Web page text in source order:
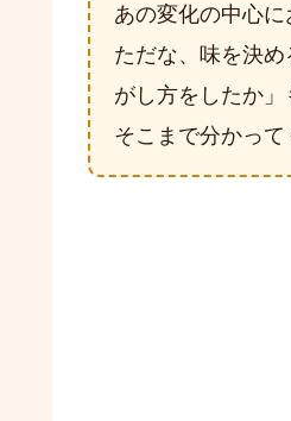
あの変化の中心に
ただな、味を決
がし方をしたか」
そこまで分かって